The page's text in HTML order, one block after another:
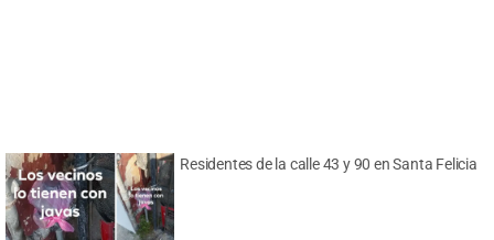
Residentes de la calle 43 y 90 en Santa Felicia